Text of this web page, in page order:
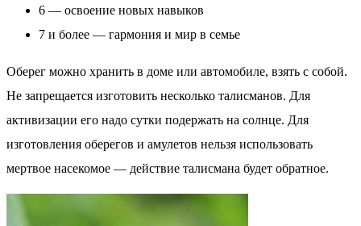
6 — освоение новых навыков
7 и более — гармония и мир в семье
Оберег можно хранить в доме или автомобиле, взять с собой.
Не запрещается изготовить несколько талисманов. Для
активизации его надо сутки подержать на солнце. Для
изготовления оберегов и амулетов нельзя использовать
мертвое насекомое — действие талисмана будет обратное.